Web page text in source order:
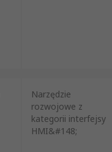
Narzędzie
rozwojowe z
kategorii interfejsy
HMI&#148;